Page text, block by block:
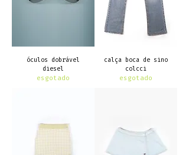
óculos dobrável
diesel
esgotado
calça boca de sino
colcci
esgotado